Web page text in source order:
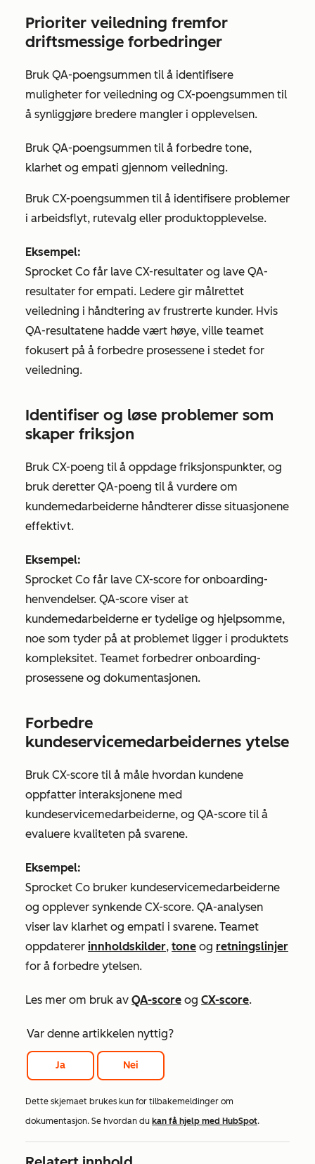
Prioriter veiledning fremfor
driftsmessige forbedringer
Bruk QA-poengsummen til å identifisere
muligheter for veiledning og CX-poengsummen til
å synliggjøre bredere mangler i opplevelsen.
Bruk QA-poengsummen til å forbedre tone,
klarhet og empati gjennom veiledning.
Bruk CX-poengsummen til å identifisere problemer
i arbeidsflyt, rutevalg eller produktopplevelse.
Eksempel:
Sprocket Co får lave CX-resultater og lave QA-
resultater for empati. Ledere gir målrettet
veiledning i håndtering av frustrerte kunder. Hvis
QA-resultatene hadde vært høye, ville teamet
fokusert på å forbedre prosessene i stedet for
veiledning.
Identifiser og løse problemer som
skaper friksjon
Bruk CX-poeng til å oppdage friksjonspunkter, og
bruk deretter QA-poeng til å vurdere om
kundemedarbeiderne håndterer disse situasjonene
effektivt.
Eksempel:
Sprocket Co får lave CX-score for onboarding-
henvendelser. QA-score viser at
kundemedarbeiderne er tydelige og hjelpsomme,
noe som tyder på at problemet ligger i produktets
kompleksitet. Teamet forbedrer onboarding-
prosessene og dokumentasjonen.
Forbedre
kundeservicemedarbeidernes ytelse
Bruk CX-score til å måle hvordan kundene
oppfatter interaksjonene med
kundeservicemedarbeiderne, og QA-score til å
evaluere kvaliteten på svarene.
Eksempel:
Sprocket Co bruker kundeservicemedarbeiderne
og opplever synkende CX-score. QA-analysen
viser lav klarhet og empati i svarene. Teamet
oppdaterer innholdskilder, tone og retningslinjer
for å forbedre ytelsen.
Les mer om bruk av QA-score og CX-score.
Var denne artikkelen nyttig?
Ja Nei
Dette skjemaet brukes kun for tilbakemeldinger om
dokumentasjon. Se hvordan du kan få hjelp med HubSpot.